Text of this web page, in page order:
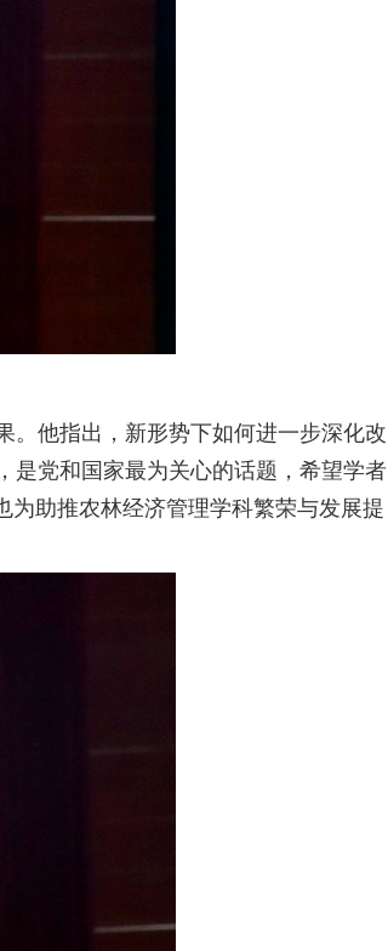
他指出，新形势下如何进一步深化改
是党和国家最为关心的话题，希望学者
为助推农林经济管理学科繁荣与发展提